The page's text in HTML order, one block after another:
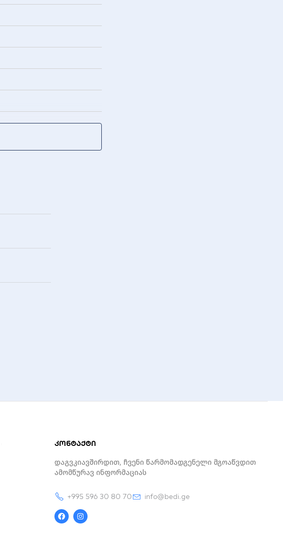
კონტაქტი
Დაგვკიავშირდით, Ჩვენი Წარმომადგენელი Მგოაწვდით
Ამომწურავ Ინფორმაციას
+995 596 30 80 70
info@bedi.ge
a
c
e
n
s
t